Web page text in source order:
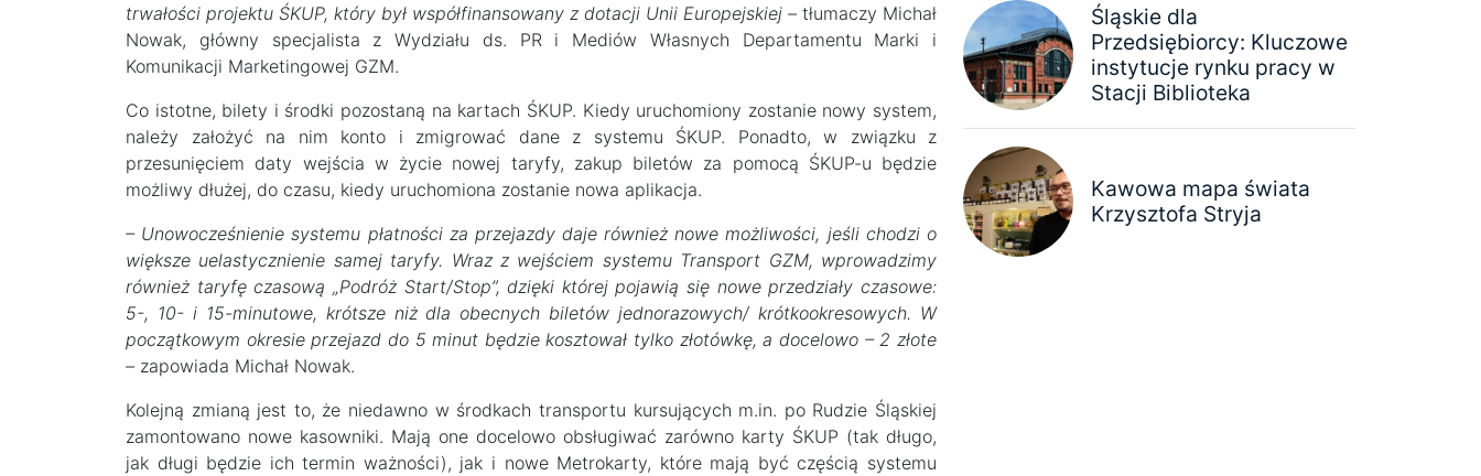
trwałości projektu ŚKUP, który był współfinansowany z dotacji Unii Europejskiej – tłumaczy Michał
Nowak, główny specjalista z Wydziału ds. PR i Mediów Własnych Departamentu Marki i
Komunikacji Marketingowej GZM.
Co istotne, bilety i środki pozostaną na kartach ŚKUP. Kiedy uruchomiony zostanie nowy system,
należy założyć na nim konto i zmigrować dane z systemu ŚKUP. Ponadto, w związku z
przesunięciem daty wejścia w życie nowej taryfy, zakup biletów za pomocą ŚKUP-u będzie
możliwy dłużej, do czasu, kiedy uruchomiona zostanie nowa aplikacja.
– Unowocześnienie systemu płatności za przejazdy daje również nowe możliwości, jeśli chodzi o
większe uelastycznienie samej taryfy. Wraz z wejściem systemu Transport GZM, wprowadzimy
również taryfę czasową „Podróż Start/Stop”, dzięki której pojawią się nowe przedziały czasowe:
5-, 10- i 15-minutowe, krótsze niż dla obecnych biletów jednorazowych/ krótkookresowych. W
początkowym okresie przejazd do 5 minut będzie kosztował tylko złotówkę, a docelowo – 2 złote
– zapowiada Michał Nowak.
Kolejną zmianą jest to, że niedawno w środkach transportu kursujących m.in. po Rudzie Śląskiej
zamontowano nowe kasowniki. Mają one docelowo obsługiwać zarówno karty ŚKUP (tak długo,
jak długi będzie ich termin ważności), jak i nowe Metrokarty, które mają być częścią systemu
Śląskie dla
Przedsiębiorcy: Kluczowe
instytucje rynku pracy w
Stacji Biblioteka
Kawowa mapa świata
Krzysztofa Stryja